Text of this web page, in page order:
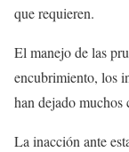
que requieren.
El manejo de las
encubrimiento, los
han dejado muchos
La inacción ante